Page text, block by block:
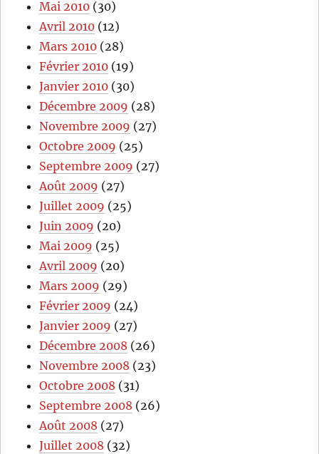
Mai 2010 (30)
Avril 2010 (12)
Mars 2010 (28)
Février 2010 (19)
Janvier 2010 (30)
Décembre 2009 (28)
Novembre 2009 (27)
Octobre 2009 (25)
Septembre 2009 (27)
Août 2009 (27)
Juillet 2009 (25)
Juin 2009 (20)
Mai 2009 (25)
Avril 2009 (20)
Mars 2009 (29)
Février 2009 (24)
Janvier 2009 (27)
Décembre 2008 (26)
Novembre 2008 (23)
Octobre 2008 (31)
Septembre 2008 (26)
Août 2008 (27)
Juillet 2008 (32)